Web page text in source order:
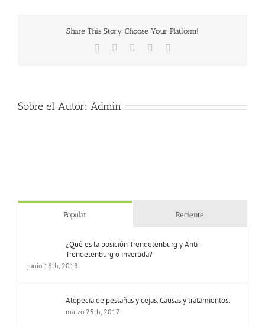
Share This Story, Choose Your Platform!
Facebook LinkedInPinterest
Sobre el Autor: Admin
Popular Reciente
¿Qué es la posición Trendelenburg y Anti-
Trendelenburg o invertida?
junio 16th, 2018
Alopecia de pestañas y cejas. Causas y tratamientos.
marzo 25th, 2017